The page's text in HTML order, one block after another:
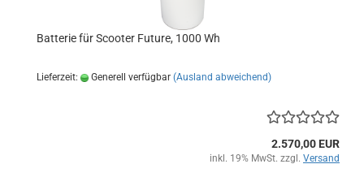
Batterie für Scooter Future, 1000 Wh
Lieferzeit: Generell verfügbar (Ausland abweichend)
2.570,00 EUR
inkl. 19% MwSt. zzgl. Versand